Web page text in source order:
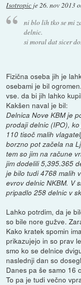
Isotropic je26. nov 2013
ni blo lih tko se mi
delnic.
si moral dat sicer
Fizična oseba jih je
osebami je bil
vse. da bi jih lahko
Kakšen naval je bil:
Delnica Nove KBM je
prodaji delnic (IPO),
110 tisoč malih
borzno pot začela na
tem so jim na račune
jim dodelili 5,395.365
je bilo tudi 4768 malih
evrov delnic NKBM. V
pripadlo 258 delnic v
Lahko potrdim, da je
so bile nore gužve.
Kako kratek spomin
prikazujejo in so prav
smo ko se delnice
naslednji dan so
Danes pa še samo 16
To pa je tudi večno